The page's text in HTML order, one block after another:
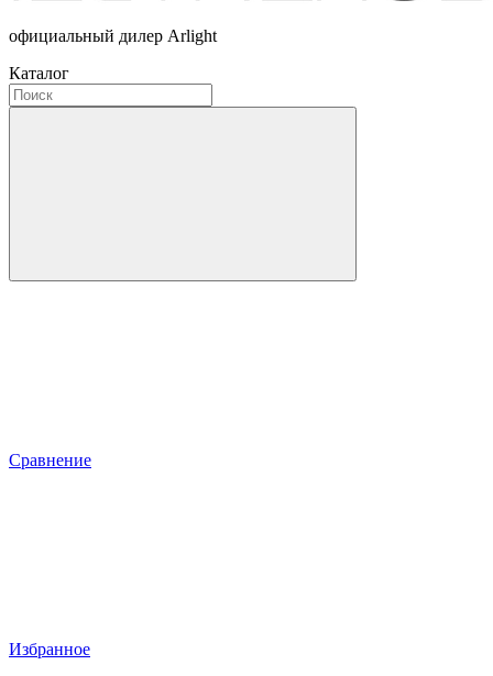
официальный дилер Arlight
Каталог
Сравнение
Избранное